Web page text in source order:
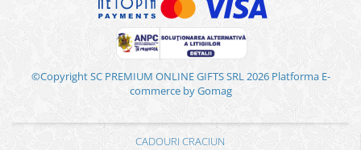
©Copyright SC PREMIUM ONLINE GIFTS SRL 2026 Platforma E-
commerce by Gomag
CADOURI CRACIUN